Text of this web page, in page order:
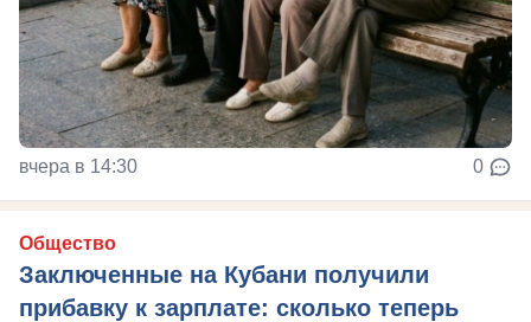
вчера в 14:30 0
Общество
Заключенные на Кубани получили
прибавку к зарплате: сколько теперь